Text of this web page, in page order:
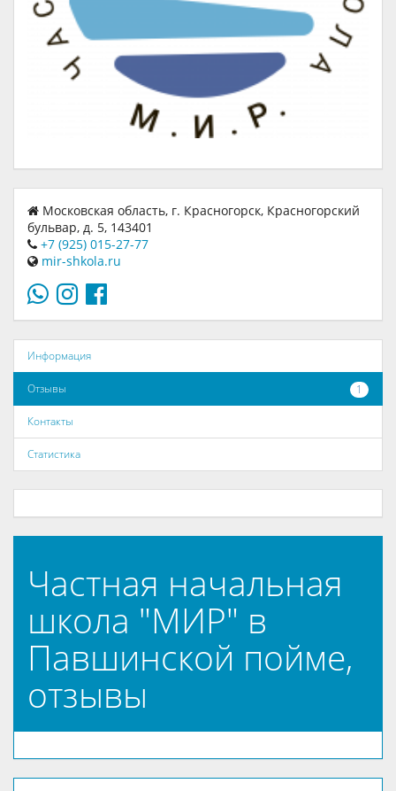
Московская область, г. Красногорск, Красногорский
бульвар, д. 5, 143401
+7 (925) 015-27-77
mir-shkola.ru
Информация
1
Отзывы
Контакты
Статистика
Частная начальная
школа "МИР" в
Павшинской пойме,
отзывы